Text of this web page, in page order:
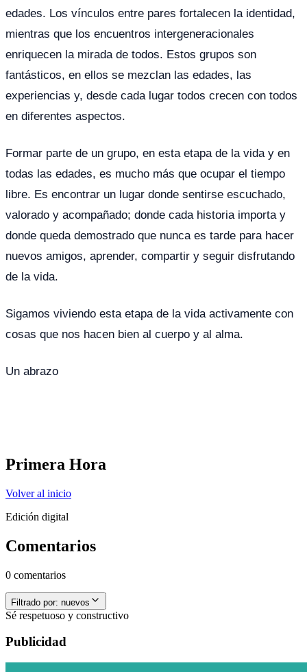
edades. Los vínculos entre pares fortalecen la identidad,
mientras que los encuentros intergeneracionales
enriquecen la mirada de todos. Estos grupos son
fantásticos, en ellos se mezclan las edades, las
experiencias y, desde cada lugar todos crecen con todos
en diferentes aspectos.
Formar parte de un grupo, en esta etapa de la vida y en
todas las edades, es mucho más que ocupar el tiempo
libre. Es encontrar un lugar donde sentirse escuchado,
valorado y acompañado; donde cada historia importa y
donde queda demostrado que nunca es tarde para hacer
nuevos amigos, aprender, compartir y seguir disfrutando
de la vida.
Sigamos viviendo esta etapa de la vida activamente con
cosas que nos hacen bien al cuerpo y al alma.
Un abrazo
Primera Hora
Volver al inicio
Edición digital
Comentarios
0 comentarios
Filtrado por: nuevos
Sé respetuoso y constructivo
Publicidad